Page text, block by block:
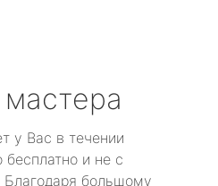
у Вас в течении
и не с
большому